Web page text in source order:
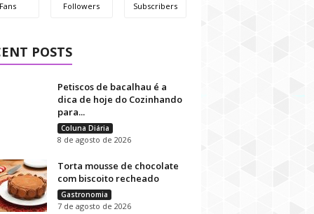
Fans Followers Subscribers
POSTS
Petiscos de bacalhau é a
dica de hoje do Cozinhando
para...
Coluna Diária
8 de agosto de 2026
Torta mousse de chocolate
com biscoito recheado
Gastronomia
7 de agosto de 2026